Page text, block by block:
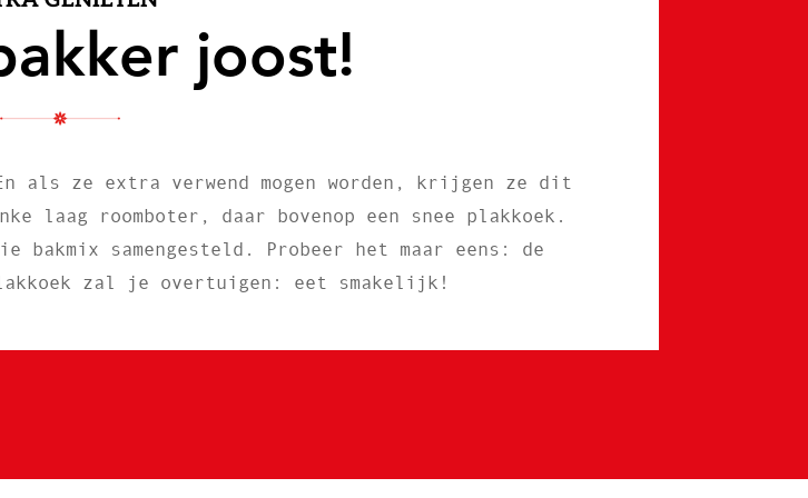
joost!
als ze extra verwend mogen worden, krijgen ze dit
laag roomboter, daar bovenop een snee plakkoek.
bakmix samengesteld. Probeer het maar eens: de
zal je overtuigen: eet smakelijk!